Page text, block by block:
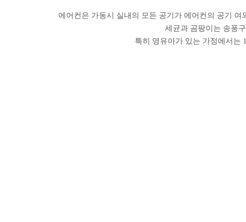
에어컨은 가동시 실내의 모든 공기가 에어컨의 공기
세균과 곰팡이는 송풍
특히 영유아가 있는 가정에서는